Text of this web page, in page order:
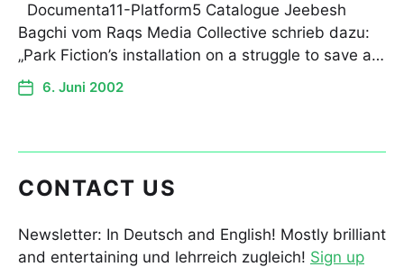
Documenta11-Platform5 Catalogue Jeebesh
Bagchi vom Raqs Media Collective schrieb dazu:
„Park Fiction’s installation on a struggle to save a…
6. Juni 2002
CONTACT US
Newsletter: In Deutsch and English! Mostly brilliant
and entertaining und lehrreich zugleich! Sign up